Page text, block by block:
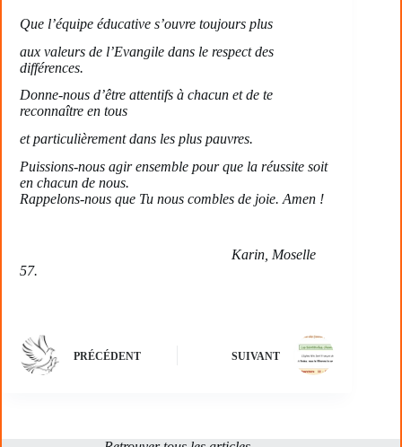
Que l’équipe éducative s’ouvre toujours plus
aux valeurs de l’Evangile dans le respect des
différences.
Donne-nous d’être attentifs à chacun et de te
reconnaître en tous
et particulièrement dans les plus pauvres.
Puissions-nous agir ensemble pour que la réussite soit
en chacun de nous.
Rappelons-nous que Tu nous combles de joie. Amen !
Karin, Moselle
57.
PRÉCÉDENT SUIVANT